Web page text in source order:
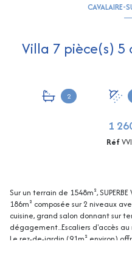
CAVALAIRE-
2
1
Réf
Sur un terrain de 1548m²,
186m² composée sur 2 niveaux
cuisine, grand salon donnant sur
dégagement...Escaliers d'accès
Le rez-de-jardin (91m² environ)